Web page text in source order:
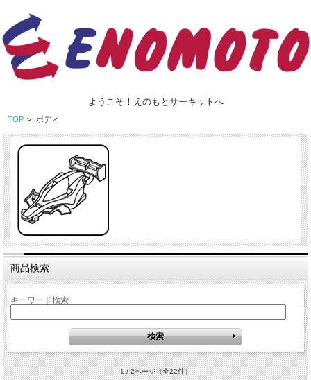
ようこそ！えのもとサーキットへ
TOP > ボディ
商品検索
キーワード検索
1 / 2ページ（全22件）